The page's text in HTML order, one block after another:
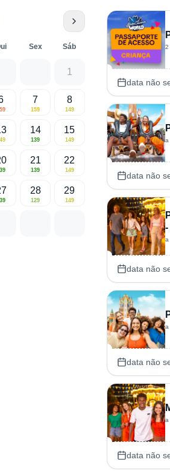
Sex Sáb
1
7
159
8
149
14
139
15
149
21
139
22
149
28
129
29
149
2
data não
a
data não
-
a
data não
a
data não
a
data não